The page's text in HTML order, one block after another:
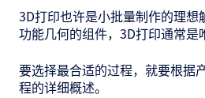
3D打印也许是小批量制作的理
功能几何的组件，3D打印通常是
要选择最合适的过程，就要根据
程的详细概述。